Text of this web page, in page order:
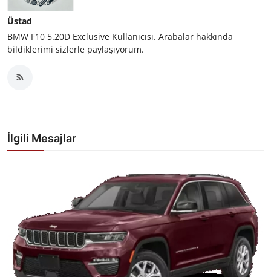
Üstad
BMW F10 5.20D Exclusive Kullanıcısı. Arabalar hakkında
bildiklerimi sizlerle paylaşıyorum.
İlgili Mesajlar